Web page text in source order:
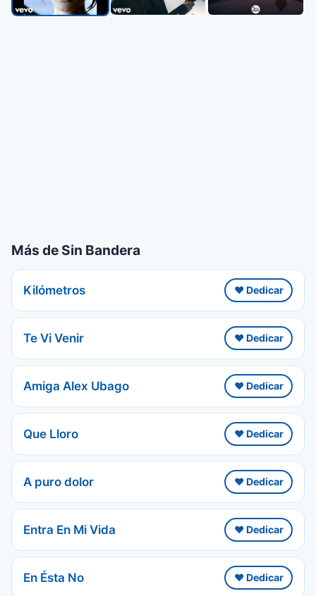
Más de Sin Bandera
Kilómetros ❤️ Dedicar
Te Vi Venir ❤️ Dedicar
Amiga Alex Ubago ❤️ Dedicar
Que Lloro ❤️ Dedicar
A puro dolor ❤️ Dedicar
Entra En Mi Vida ❤️ Dedicar
En Ésta No ❤️ Dedicar